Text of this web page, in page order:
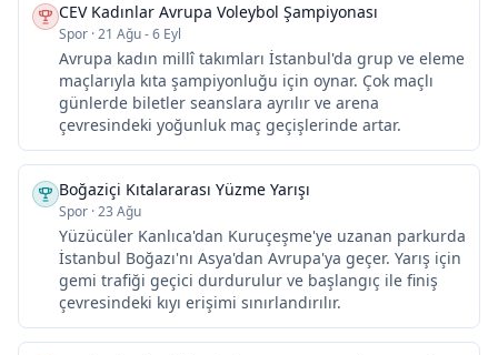
CEV Kadınlar Avrupa Voleybol Şampiyonası
Spor ·21 Ağu - 6 Eyl
Avrupa kadın millî takımları İstanbul'da grup ve eleme
maçlarıyla kıta şampiyonluğu için oynar. Çok maçlı
günlerde biletler seanslara ayrılır ve arena
çevresindeki yoğunluk maç geçişlerinde artar.
Boğaziçi Kıtalararası Yüzme Yarışı
Spor ·23 Ağu
Yüzücüler Kanlıca'dan Kuruçeşme'ye uzanan parkurda
İstanbul Boğazı'nı Asya'dan Avrupa'ya geçer. Yarış için
gemi trafiği geçici durdurulur ve başlangıç ile finiş
çevresindeki kıyı erişimi sınırlandırılır.